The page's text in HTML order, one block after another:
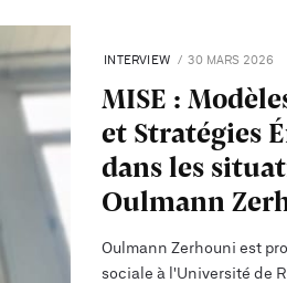
INTERVIEW 30 MARS 2026
MISE :
et Stratégies
dans les
Oulmann
Oulmann Zerhouni est
sociale à l'Université de